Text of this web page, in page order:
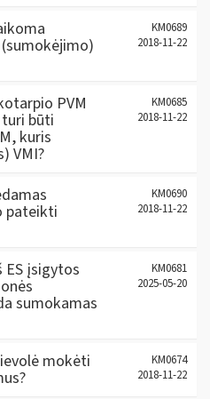
KM0689
2018-11-22
PVM
būti
kuris
VMI?
KM0685
2018-11-22
pateikti
KM0690
2018-11-22
ES įsigytos
sumokamas
KM0681
2025-05-20
mokėti
KM0674
2018-11-22